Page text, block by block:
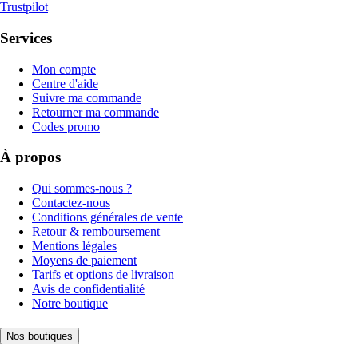
Trustpilot
Services
Mon compte
Centre d'aide
Suivre ma commande
Retourner ma commande
Codes promo
À propos
Qui sommes-nous ?
Contactez-nous
Conditions générales de vente
Retour & remboursement
Mentions légales
Moyens de paiement
Tarifs et options de livraison
Avis de confidentialité
Notre boutique
Nos boutiques